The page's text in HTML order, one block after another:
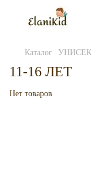
Каталог
11-16 ЛЕТ
Нет товаров